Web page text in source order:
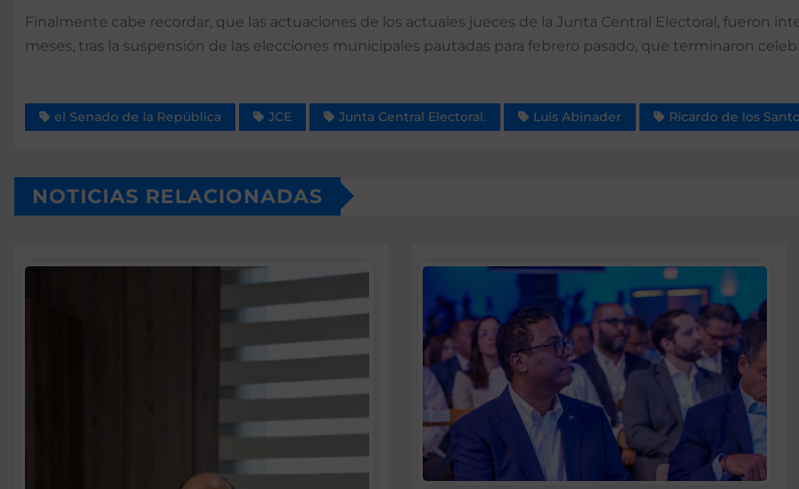
Finalmente cabe recordar, que las actuaciones de los actuales jueces de la Junta Central Electoral, fueron
meses, tras la suspensión de las elecciones municipales pautadas para febrero pasado, que terminaron
el Senado de la República JCE Junta Central Electoral. Luis Abinader Ricardo de los
NOTICIAS RELACIONADAS